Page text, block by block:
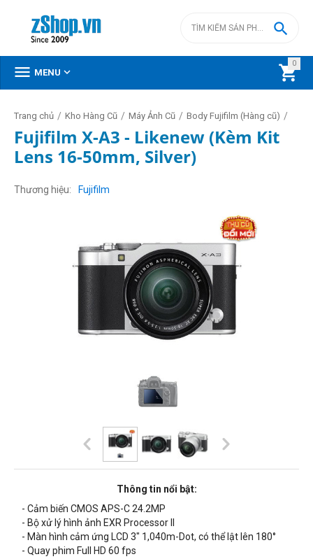
0


 MENU 
Trang chủ / Kho Hàng Cũ / Máy Ảnh Cũ / Body Fujifilm (Hàng cũ) /
Fujifilm X-A3 - Likenew (Kèm Kit
Lens 16-50mm, Silver)
Thương hiệu Fujifilm
Thông tin nổi bật:
- Cảm biến CMOS APS-C 24.2MP
- Bộ xử lý hình ảnh EXR Processor II
- Màn hình cảm ứng LCD 3" 1,040m-Dot, có thể lật lên 180°
- Quay phim Full HD 60 fps